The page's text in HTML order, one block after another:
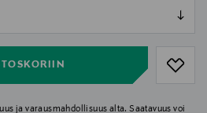
ja varausmahdollisuus alta. Saatavuus voi